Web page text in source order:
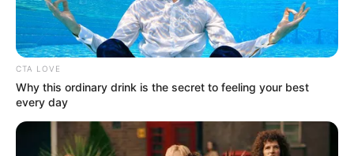
10 Desain Kanopi Tempat
Tidur, Serasa Beristirahat di
Kamar Raja
CTA LOVE
Why this ordinary drink is the secret to feeling your best
every day